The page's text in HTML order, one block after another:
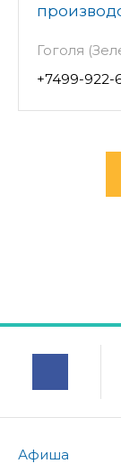
Гоголя
+7499-922-
Афиша